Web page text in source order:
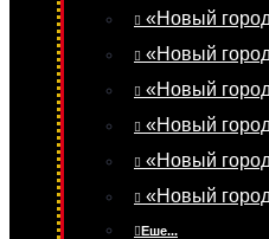
«Новый
«Новый
«Новый
«Новый
«Новый
«Новый
Еше...